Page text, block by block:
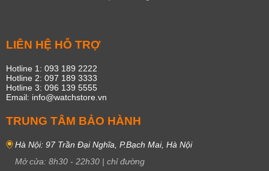
LIÊN HỆ HỖ TRỢ
Hotline 1: 093 189 2222
Hotline 2: 097 189 3333
Hotline 3: 096 139 5555
Email: info@watchstore.vn
TRUNG TÂM BẢO HÀNH
Hà Nội: 97 Trần Đại Nghĩa, P.Bạch Mai, Hà Nội
Mở cửa: 8h30 - 22h30 | chỉ đường